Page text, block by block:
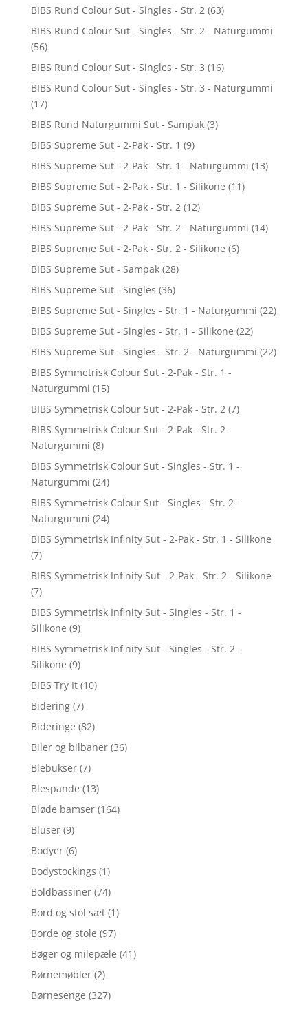
BIBS Rund Colour Sut - Singles - Str. 2 (63)
BIBS Rund Colour Sut - Singles - Str. 2 - Naturgummi
(56)
BIBS Rund Colour Sut - Singles - Str. 3 (16)
BIBS Rund Colour Sut - Singles - Str. 3 - Naturgummi
(17)
BIBS Rund Naturgummi Sut - Sampak (3)
BIBS Supreme Sut - 2-Pak - Str. 1 (9)
BIBS Supreme Sut - 2-Pak - Str. 1 - Naturgummi (13)
BIBS Supreme Sut - 2-Pak - Str. 1 - Silikone (11)
BIBS Supreme Sut - 2-Pak - Str. 2 (12)
BIBS Supreme Sut - 2-Pak - Str. 2 - Naturgummi (14)
BIBS Supreme Sut - 2-Pak - Str. 2 - Silikone (6)
BIBS Supreme Sut - Sampak (28)
BIBS Supreme Sut - Singles (36)
BIBS Supreme Sut - Singles - Str. 1 - Naturgummi (22)
BIBS Supreme Sut - Singles - Str. 1 - Silikone (22)
BIBS Supreme Sut - Singles - Str. 2 - Naturgummi (22)
BIBS Symmetrisk Colour Sut - 2-Pak - Str. 1 -
Naturgummi (15)
BIBS Symmetrisk Colour Sut - 2-Pak - Str. 2 (7)
BIBS Symmetrisk Colour Sut - 2-Pak - Str. 2 -
Naturgummi (8)
BIBS Symmetrisk Colour Sut - Singles - Str. 1 -
Naturgummi (24)
BIBS Symmetrisk Colour Sut - Singles - Str. 2 -
Naturgummi (24)
BIBS Symmetrisk Infinity Sut - 2-Pak - Str. 1 - Silikone
(7)
BIBS Symmetrisk Infinity Sut - 2-Pak - Str. 2 - Silikone
(7)
BIBS Symmetrisk Infinity Sut - Singles - Str. 1 -
Silikone (9)
BIBS Symmetrisk Infinity Sut - Singles - Str. 2 -
Silikone (9)
BIBS Try It (10)
Bidering (7)
Bideringe (82)
Biler og bilbaner (36)
Blebukser (7)
Blespande (13)
Bløde bamser (164)
Bluser (9)
Bodyer (6)
Bodystockings (1)
Boldbassiner (74)
Bord og stol sæt (1)
Borde og stole (97)
Bøger og milepæle (41)
Børnemøbler (2)
Børnesenge (327)